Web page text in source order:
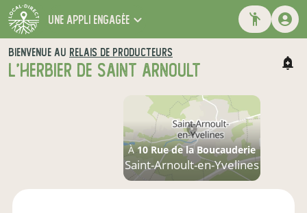
une appli engagée
BIENVENUE AU RELAIS DE PRODUCTEURS
L'HERBIER DE SAINT ARNOULT
À10 Rue de la Boucauderie
Saint-Arnoult-en-Yvelines